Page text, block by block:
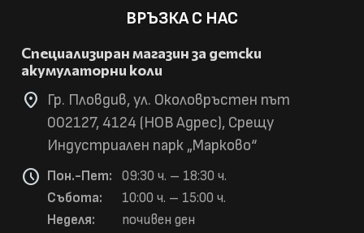
ВРЪЗКА С НАС
Специализиран магазин за детски
акумулаторни коли
location_on
Гр. Пловдив, ул. Околовръстен път
002127, 4124 (НОВ Адрес), Срещу
Индустриален парк „Марково“
schedule Пон.-Пет:
09:30 ч. – 18:30 ч.
Събота:
10:00 ч. – 15:00 ч.
Неделя:
почивен ден